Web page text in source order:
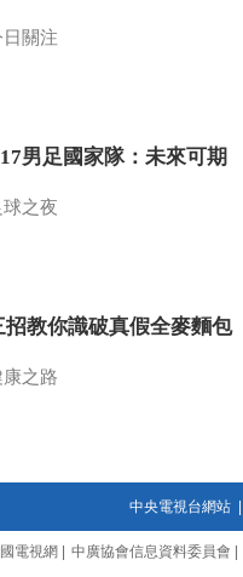
日關注
男足國家隊：未來可期
球之夜
招教你識破真假全麥麵包
康之路
中央電視台網站|
電視網 中廣協會信息資料委員會